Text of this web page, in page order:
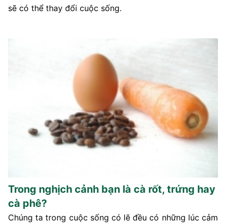
sẽ có thể thay đổi cuộc sống.
Trong nghịch cảnh bạn là cà rốt, trứng hay
cà phê?
Chúng ta trong cuộc sống có lẽ đều có những lúc cảm